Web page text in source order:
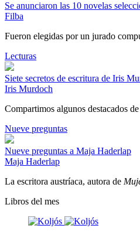
Se anunciaron las 10 novelas
Filba
Fueron elegidas por un jurado
Lecturas
Siete secretos de escritura de Iris
Iris Murdoch
Compartimos algunos destacados
Nueve preguntas
Nueve preguntas a Maja Haderlap
Maja Haderlap
La escritora austríaca, autora de
Libros del mes